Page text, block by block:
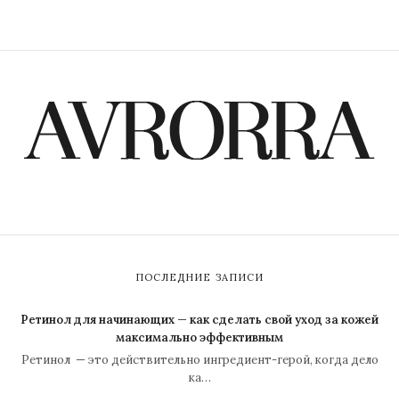
ПОСЛЕДНИЕ ЗАПИСИ
Ретинол для начинающих — как сделать свой уход за кожей
максимально эффективным
Ретинол — это действительно ингредиент-герой, когда дело
ка…